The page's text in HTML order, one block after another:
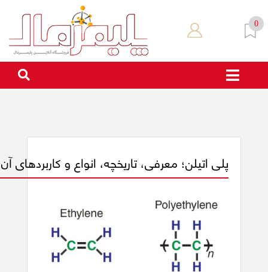
0
پلی اتیلن؛ معرفی، تاریخچه، انواع و کاربردهای آن